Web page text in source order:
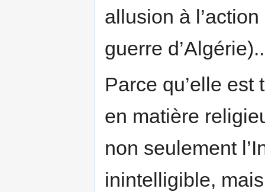
allusion à
guerre
Parce qu’elle
en matière
non seulement
inintelligible,